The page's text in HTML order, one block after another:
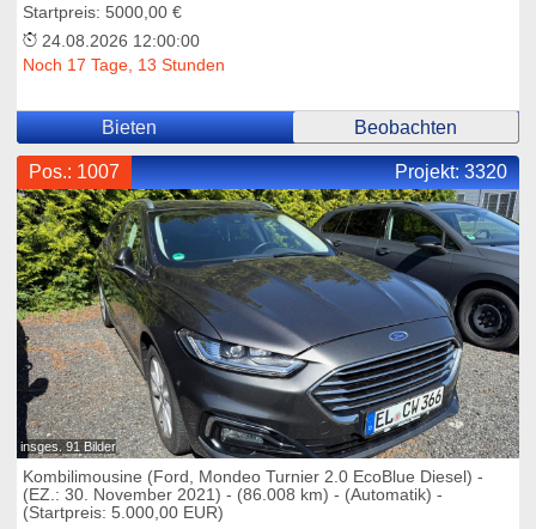
Startpreis: 5000,00 €
24.08.2026 12:00:00
Noch 17 Tage, 13 Stunden
Bieten Beobachten
Pos.: 1007 Projekt:3320
insges. 91 Bilder
Kombilimousine (Ford, Mondeo Turnier 2.0 EcoBlue Diesel) -
(EZ.: 30. November 2021) - (86.008 km) - (Automatik) -
(Startpreis: 5.000,00 EUR)